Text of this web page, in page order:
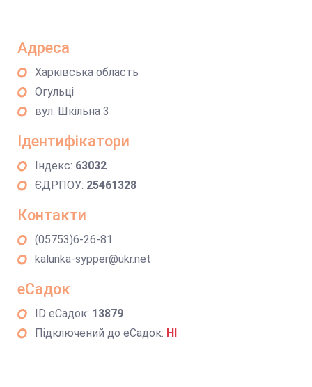
Адреса
Харківська область
Огульці
вул. Шкільна 3
Ідентифікатори
Індекс: 63032
ЄДРПОУ: 25461328
Контакти
(05753)6-26-81
kalunka-sypper@ukr.net
еСадок
ID еСадок: 13879
Підключений до еСадок: НІ